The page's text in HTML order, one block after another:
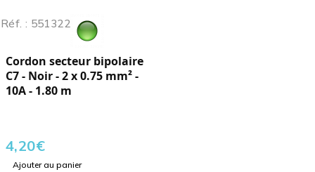
Réf. : 551322
Cordon secteur bipolaire
C7 - Noir - 2 x 0.75 mm² -
10A - 1.80 m
4,20€
Ajouter au panier